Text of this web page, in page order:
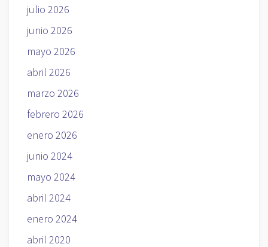
julio 2026
junio 2026
mayo 2026
abril 2026
marzo 2026
febrero 2026
enero 2026
junio 2024
mayo 2024
abril 2024
enero 2024
abril 2020